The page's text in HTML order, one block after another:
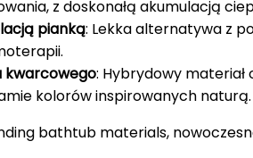
z doskonałą akumulacją
pianką: Lekka alternatywa z
kwarcowego: Hybrydowy
kolorów inspirowanych naturą.
bathtub materials,